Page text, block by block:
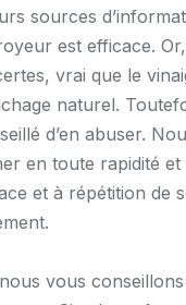
sources
est efficace.
vrai que le
naturel.
d’en abuser.
en toute rapidité
et à répétition de
vous